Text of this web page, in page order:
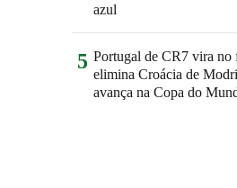
azul
5 Portugal de CR7 vira no
elimina Croácia de
avança na Copa do